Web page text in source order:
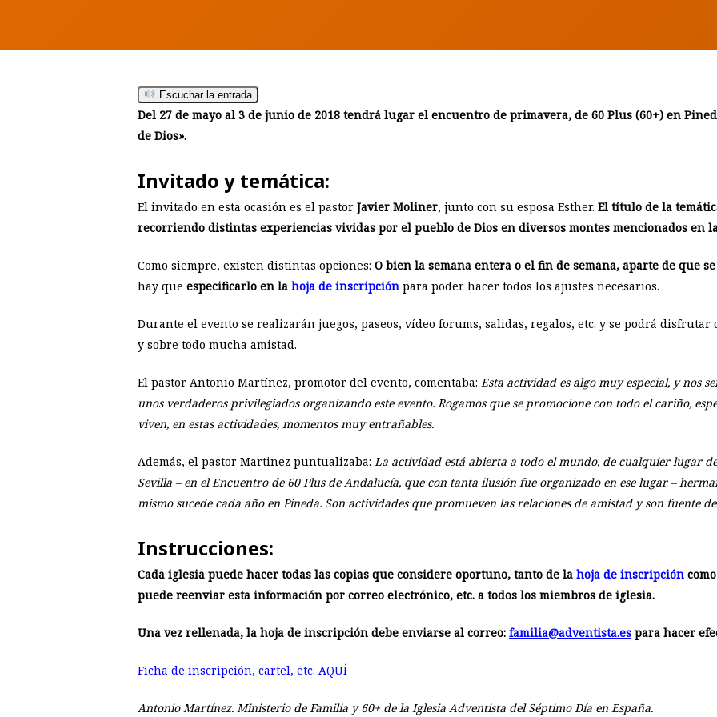
Escuchar la entrada
Del 27 de mayo al 3 de junio de 2018 tendrá lugar el encuentro de primavera, de 60 Plus (60+) en
de Dios».
Invitado y temática:
El invitado en esta ocasión es el pastor Javier Moliner, junto con su esposa Esther. El título de la
recorriendo distintas experiencias vividas por el pueblo de Dios en diversos montes mencionados en
Como siempre, existen distintas opciones: O bien la semana entera o el fin de semana, aparte de que
hay que especificarlo en la hoja de inscripción para poder hacer todos los ajustes necesarios.
Durante el evento se realizarán juegos, paseos, vídeo forums, salidas, regalos, etc. y se podrá
y sobre todo mucha amistad.
El pastor Antonio Martínez, promotor del evento, comentaba: Esta actividad es algo muy especial, y nos
unos verdaderos privilegiados organizando este evento. Rogamos que se promocione con todo el cariño,
viven, en estas actividades, momentos muy entrañables.
Además, el pastor Martinez puntualizaba: La actividad está abierta a todo el mundo, de cualquier lugar
Sevilla – en el Encuentro de 60 Plus de Andalucía, que con tanta ilusión fue organizado en ese lugar –
mismo sucede cada año en Pineda. Son actividades que promueven las relaciones de amistad y son fuente
Instrucciones:
Cada iglesia puede hacer todas las copias que considere oportuno, tanto de la hoja de inscripción
puede reenviar esta información por correo electrónico, etc. a todos los miembros de iglesia.
Una vez rellenada, la hoja de inscripción debe enviarse al correo: familia@adventista.es para hacer
Ficha de inscripción, cartel, etc. AQUÍ
Antonio Martínez. Ministerio de Familia y 60+ de la Iglesia Adventista del Séptimo Día en España.